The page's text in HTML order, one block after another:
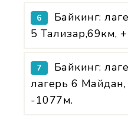
6
Байкинг:
5 Тализар,69км,
7
Байкинг:
лагерь 6
-1077м.